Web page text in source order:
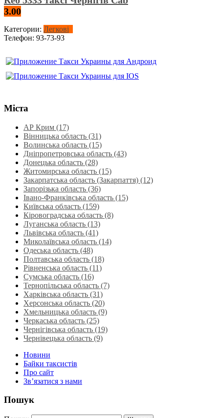
3.00
Категории: Легкові
Телефон: 93-73-93
Міста
АР Крим (17)
Вінницька область (31)
Волинська область‎ (15)
Дніпропетровська область‎ (43)
Донецька область (28)
Житомирська область (15)
Закарпатська область (Закарпаття) (12)
Запорізька область (36)
Івано-Франківська область (15)
Київська область (159)
Кіровоградська область (8)
Луганська область‎ (13)
Львівська область‎ (41)
Миколаївська область‎ (14)
Одеська область‎ (48)
Полтавська область (18)
Рівненська область‎ (11)
Сумська область‎ (16)
Тернопільська область‎ (7)
Харківська область‎ (31)
Херсонська область‎ (20)
Хмельницька область‎ (9)
Черкаська область‎ (25)
Чернігівська область (19)
Чернівецька область (9)
Новини
Байки таксистів
Про сайт
Зв’язатися з нами
Пошук